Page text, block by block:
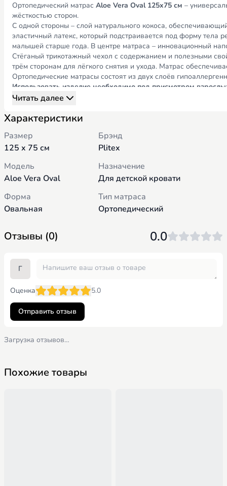
Ортопедический матрас Aloe Vera Oval 125x75 см –
жёсткостью сторон.
С одной стороны – слой натурального кокоса,
эластичный латекс, который подстраивается под форму тела
малышей старше года. В центре матраса – инновационный
Стёганый трикотажный чехол с содержанием и полезными
трём сторонам для лёгкого снятия и ухода. Матрас
Ортопедические матрасы состоят из двух слоёв
Использовать изделие необходимо под присмотром
Характеристики продукта:
Конструкция: без пружин
Гарантия производителя: 3 года
комфортно, наслаждаясь временем, проведённым вместе.
Читать далее
Характеристики
Размер
125 x 75 см
Брэнд
Plitex
Модель
Aloe Vera Oval
Назначение
Для детской кровати
Форма
Овальная
Тип матраса
Ортопедический
Алоэ Вера
Отзывы (0) 0.0
Г
Оценка 5.0
Отправить отзыв
Загрузка отзывов…
Похожие товары